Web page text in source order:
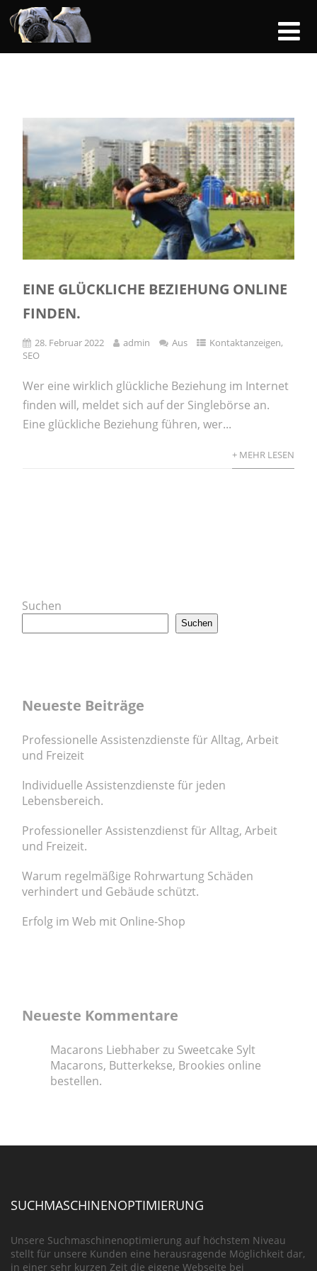
EINE GLÜCKLICHE BEZIEHUNG ONLINE
FINDEN.
28. Februar 2022 admin Aus Kontaktanzeigen,
SEO
Wer eine wirklich glückliche Beziehung im Internet
finden will, meldet sich auf der Singlebörse an.
Eine glückliche Beziehung führen, wer...
+ MEHR LESEN
Suchen
Suchen
Neueste Beiträge
Professionelle Assistenzdienste für Alltag, Arbeit
und Freizeit
Individuelle Assistenzdienste für jeden
Lebensbereich.
Professioneller Assistenzdienst für Alltag, Arbeit
und Freizeit.
Warum regelmäßige Rohrwartung Schäden
verhindert und Gebäude schützt.
Erfolg im Web mit Online-Shop
Neueste Kommentare
Macarons Liebhaber zu Sweetcake Sylt
Macarons, Butterkekse, Brookies online
bestellen.
SUCHMASCHINENOPTIMIERUNG
Unsere Suchmaschinenoptimierung auf höchstem Niveau
stellt für unsere Kunden eine herausragende Möglichkeit dar,
in einer sehr kurzen Zeit die eigene Webseite bei